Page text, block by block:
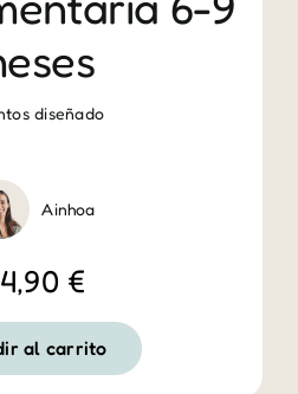
diseñado
Ainhoa
€
al carrito